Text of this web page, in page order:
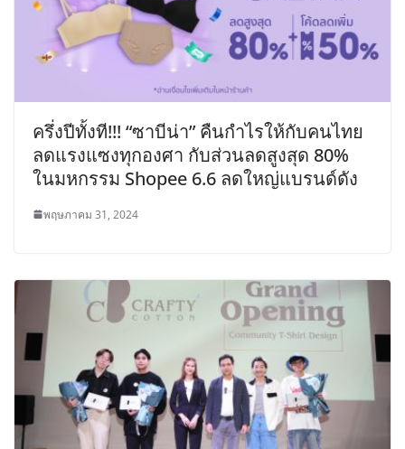
ครึ่งปีทั้งที!!! “ซาบีน่า” คืนกำไรให้กับคนไทย
ลดแรงแซงทุกองศา กับส่วนลดสูงสุด 80%
ในมหกรรม Shopee 6.6 ลดใหญ่แบรนด์ดัง
พฤษภาคม 31, 2024